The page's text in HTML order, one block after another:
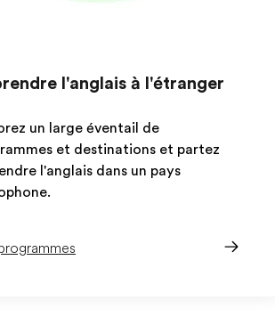
l'anglais à l'étranger
un large éventail de
et destinations et partez
l'anglais dans un pays